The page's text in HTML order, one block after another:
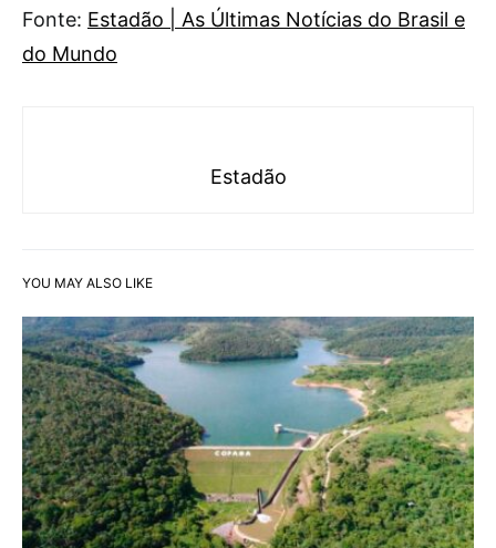
Fonte: Estadão | As Últimas Notícias do Brasil e
do Mundo
Estadão
YOU MAY ALSO LIKE